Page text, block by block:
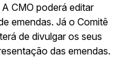
A CMO poderá editar
emendas. Já o Comitê
de divulgar os seus
das emendas.